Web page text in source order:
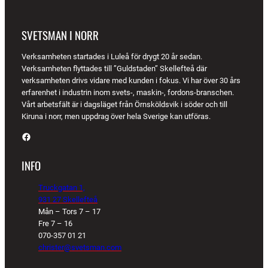
SVETSMAN I NORR
Verksamheten startades i Luleå för drygt 20 år sedan.
Verksamheten flyttades till ”Guldstaden” Skellefteå där
verksamheten drivs vidare med kunden i fokus. Vi har över 30 års
erfarenhet i industrin inom svets-, maskin-, fordons-branschen.
Vårt arbetsfält är i dagsläget från Örnsköldsvik i söder och till
Kiruna i norr, men uppdrag över hela Sverige kan utföras.
Facebook
INFO
Truckgatan 1,
931 27 Skellefteå
Mån – Tors 7 – 17
Fre 7 – 16
070-357 01 21
christer@svetsman.com